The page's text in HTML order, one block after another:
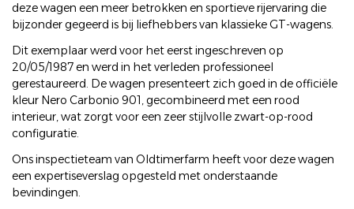
deze wagen een meer betrokken en sportieve rijervaring die
bijzonder gegeerd is bij liefhebbers van klassieke GT-wagens.
Dit exemplaar werd voor het eerst ingeschreven op
20/05/1987 en werd in het verleden professioneel
gerestaureerd. De wagen presenteert zich goed in de officiële
kleur Nero Carbonio 901, gecombineerd met een rood
interieur, wat zorgt voor een zeer stijlvolle zwart-op-rood
configuratie.
Ons inspectieteam van Oldtimerfarm heeft voor deze wagen
een expertiseverslag opgesteld met onderstaande
bevindingen.